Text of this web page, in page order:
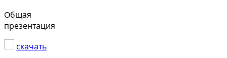
Общая
презентация
скачать